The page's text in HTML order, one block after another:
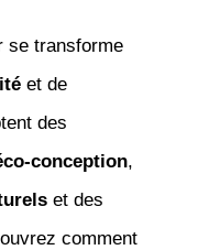
se transforme
et de
des
conception,
et des
comment